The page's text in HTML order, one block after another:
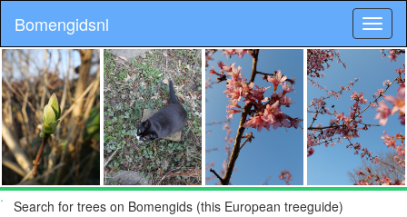
Bomengidsnl
.
Search for trees on Bomengids (this European treeguide)